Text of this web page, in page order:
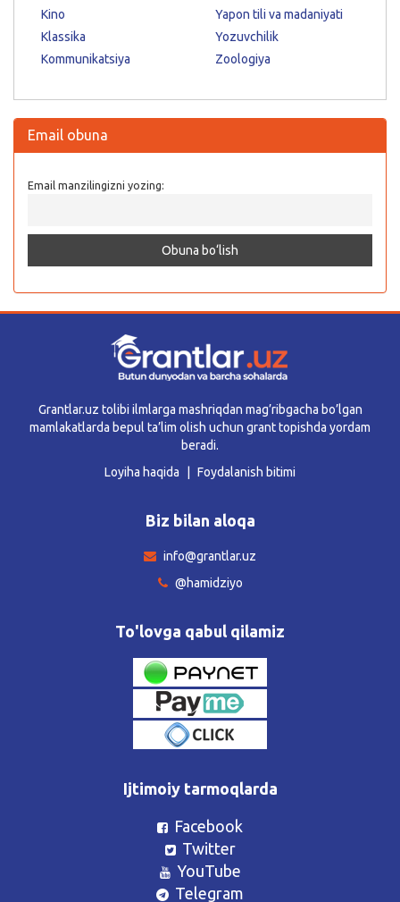
Kino
Klassika
Kommunikatsiya
Yapon tili va madaniyati
Yozuvchilik
Zoologiya
Email obuna
Email manzilingizni yozing:
Grantlar.uz tolibi ilmlarga mashriqdan mag’ribgacha bo’lgan
mamlakatlarda bepul ta’lim olish uchun grant topishda yordam
beradi.
Loyiha haqida
Foydalanish bitimi
Biz bilan aloqa
info@grantlar.uz
@hamidziyo
To'lovga qabul qilamiz
Ijtimoiy tarmoqlarda
Facebook
Twitter
YouTube
Telegram